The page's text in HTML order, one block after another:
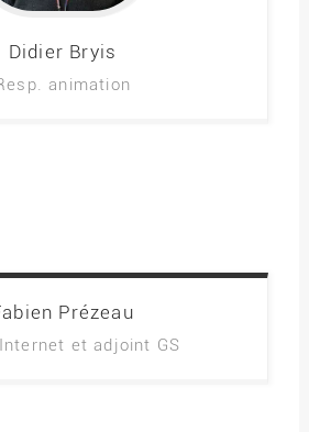
Didier Bryis
animation
Prézeau
et adjoint GS